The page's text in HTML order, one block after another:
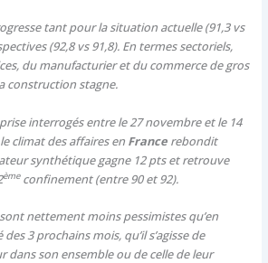
tant pour la situation actuelle (91,3 vs
(92,8 vs 91,8). En termes sectoriels,
du manufacturier et du commerce de gros
construction stagne.
interrogés entre le 27 novembre et le 14
climat des affaires en France rebondit
synthétique gagne 12 pts et retrouve
èmeconfinement (entre 90 et 92).
nettement moins pessimistes qu’en
3 prochains mois, qu’il s’agisse de
dans son ensemble ou de celle de leur